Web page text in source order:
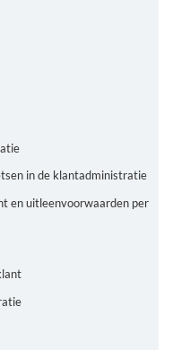
in de klantadministratie
en uitleenvoorwaarden per